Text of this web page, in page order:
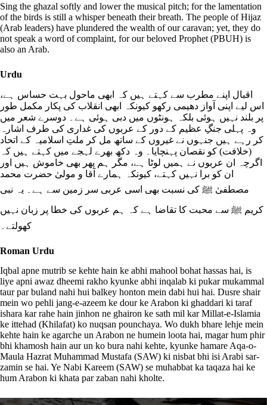
Sing the ghazal softly and lower the musical pitch; for the lamentation
of the birds is still a whisper beneath their breath. The people of Hijaz
(Arab leaders) have plundered the wealth of our caravan; yet, they do
not speak a word of complaint, for our beloved Prophet (PBUH) is
also an Arab.
Urdu
اقبال اپنے مطرب سے کہتے ہیں کہ ابھی ماحول بہت حساس ہے،
اس لیے اپنی آواز دھیمی رکھو کیونکہ ابھی انقلاب کی پکار مکمل طور
پر بلند نہیں ہوئی بلکہ ہونٹوں میں دبی ہوئی ہے۔ دوسرے شعر میں
وہ پہلی جنگِ عظیم کے دور کے عربوں کی غداری کی طرف اشارہ
کر رہے ہیں جنہوں نے غیروں کے ساتھ مل کر ملتِ اسلامیہ کے اتحاد
(خلافت) کو نقصان پہنچایا۔ وہ دکھ بھرے لہجے میں کہتے ہیں کہ
اگرچہ ان عربوں نے ہمیں لوٹا ہے، مگر ہم پھر بھی خاموش ہیں اور
ان کو برا نہیں کہتے، کیونکہ ہمارے آقا و مولیٰ حضرت محمد
مصطفیٰ ﷺ کی نسبت بھی اسی عربی سر زمین سے ہے۔ یہ نبی
کریم ﷺ سے محبت کا تقاضا ہے کہ ہم عربوں کی خطا پر زبان نہیں
کھولتے۔
Roman Urdu
Iqbal apne mutrib se kehte hain ke abhi mahool bohat hassas hai, is
liye apni awaz dheemi rakho kyunke abhi inqalab ki pukar mukammal
taur par buland nahi hui balkey honton mein dabi hui hai. Dusre shair
mein wo pehli jang-e-azeem ke dour ke Arabon ki ghaddari ki taraf
ishara kar rahe hain jinhon ne ghairon ke sath mil kar Millat-e-Islamia
ke ittehad (Khilafat) ko nuqsan pounchaya. Wo dukh bhare lehje mein
kehte hain ke agarche un Arabon ne humein loota hai, magar hum phir
bhi khamosh hain aur un ko bura nahi kehte, kyunke hamare Aqa-o-
Maula Hazrat Muhammad Mustafa (SAW) ki nisbat bhi isi Arabi sar-
zamin se hai. Ye Nabi Kareem (SAW) se muhabbat ka taqaza hai ke
hum Arabon ki khata par zaban nahi kholte.